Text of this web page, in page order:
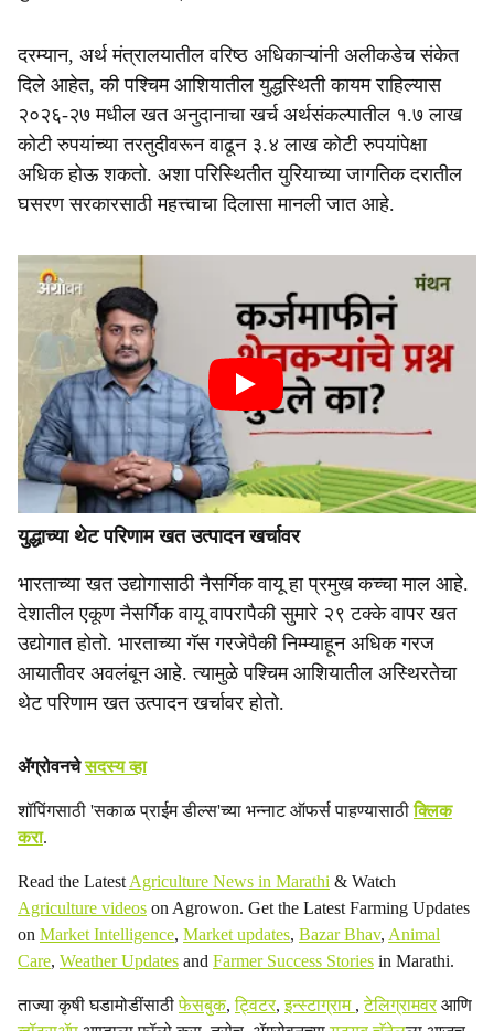
दरम्यान, अर्थ मंत्रालयातील वरिष्ठ अधिकाऱ्यांनी अलीकडेच संकेत
दिले आहेत, की पश्चिम आशियातील युद्धस्थिती कायम राहिल्यास
२०२६-२७ मधील खत अनुदानाचा खर्च अर्थसंकल्पातील १.७ लाख
कोटी रुपयांच्या तरतुदीवरून वाढून ३.४ लाख कोटी रुपयांपेक्षा
अधिक होऊ शकतो. अशा परिस्थितीत युरियाच्या जागतिक दरातील
घसरण सरकारसाठी महत्त्वाचा दिलासा मानली जात आहे.
युद्धाच्या थेट परिणाम खत उत्पादन खर्चावर
भारताच्या खत उद्योगासाठी नैसर्गिक वायू हा प्रमुख कच्चा माल आहे.
देशातील एकूण नैसर्गिक वायू वापरापैकी सुमारे २९ टक्के वापर खत
उद्योगात होतो. भारताच्या गॅस गरजेपैकी निम्म्याहून अधिक गरज
आयातीवर अवलंबून आहे. त्यामुळे पश्चिम आशियातील अस्थिरतेचा
थेट परिणाम खत उत्पादन खर्चावर होतो.
ॲग्रोवनचेसदस्य व्हा
शॉपिंगसाठी 'सकाळ प्राईम डील्स'च्या भन्नाट ऑफर्स पाहण्यासाठीक्लिक
करा.
Read the Latest Agriculture News in Marathi & Watch
Agriculture videos on Agrowon. Get the Latest Farming Updates
on Market Intelligence, Market updates, Bazar Bhav, Animal
Care, Weather Updates and Farmer Success Stories in Marathi.
ताज्या कृषी घडामोडींसाठीफेसबुक,ट्विटर,इन्स्टाग्राम ,टेलिग्रामवरआणि